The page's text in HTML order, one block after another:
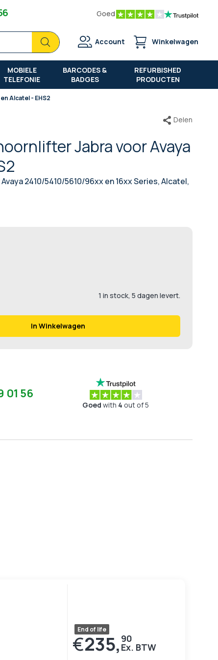
Goed
Zoek
Zoek
Account Winkelwagen
MOBIELE
TELEFONIE
BARCODES &
BADGES
REFURBISHED
PRODUCTEN
Alcatel - EHS2
Jabra voor Avaya
2410/5410/5610/96xx en 16xx Series, Alcatel,
Delen
1 in stock, 5 dagen levert.
In Winkelwagen
01 56
Goed with 4 out of 5
End of life
€235, 90